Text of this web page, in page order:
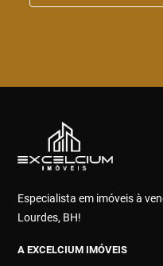
Especialista em imóveis à
Lourdes, BH!
A EXCELCIUM IMÓVEIS